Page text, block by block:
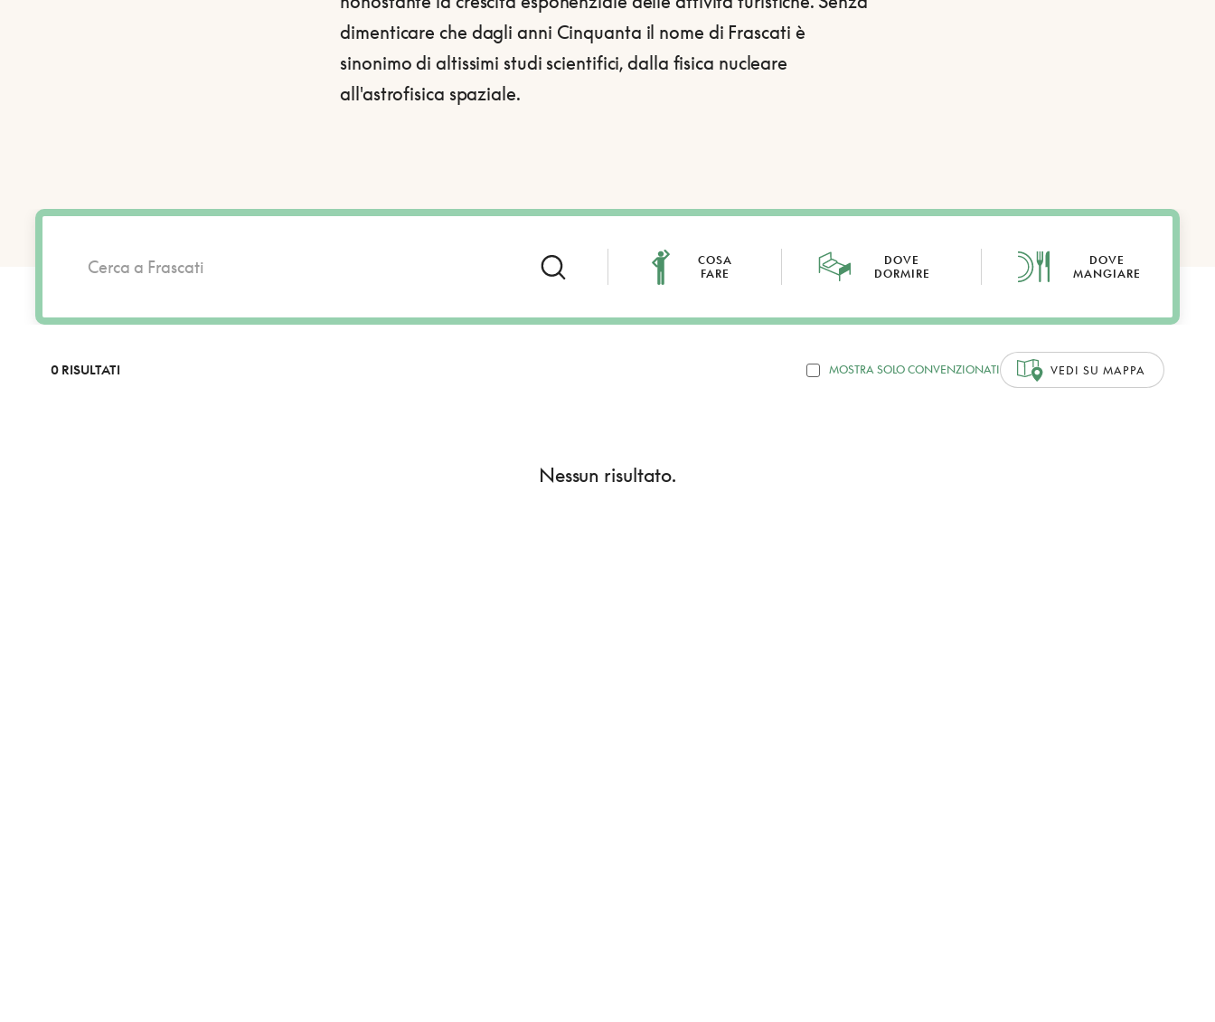
dimenticare che dagli anni Cinquanta il nome di Frascati è
sinonimo di altissimi studi scientifici, dalla fisica nucleare
all'astrofisica spaziale.
COSA
FARE
DOVE
DORMIRE
DOVE
MANGIARE
0 RISULTATI MOSTRA SOLO CONVENZIONATI VEDI SU MAPPA
Nessun risultato.